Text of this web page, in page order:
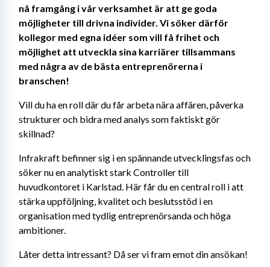
nå framgång i vår verksamhet är att ge goda
möjligheter till drivna individer. Vi söker därför
kollegor med egna idéer som vill få frihet och
möjlighet att utveckla sina karriärer tillsammans
med några av de bästa entreprenörerna i
branschen!
Vill du ha en roll där du får arbeta nära affären, påverka
strukturer och bidra med analys som faktiskt gör
skillnad?
Infrakraft befinner sig i en spännande utvecklingsfas och
söker nu en analytiskt stark Controller till
huvudkontoret i Karlstad. Här får du en central roll i att
stärka uppföljning, kvalitet och beslutsstöd i en
organisation med tydlig entreprenörsanda och höga
ambitioner.
Låter detta intressant? Då ser vi fram emot din ansökan!